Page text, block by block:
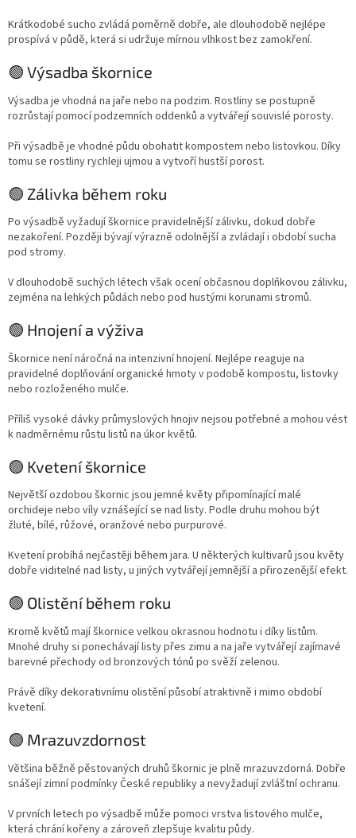
Krátkodobé sucho zvládá poměrně dobře, ale dlouhodobě nejlépe
prospívá v půdě, která si udržuje mírnou vlhkost bez zamokření.
🟢 Výsadba škornice
Výsadba je vhodná na jaře nebo na podzim. Rostliny se postupně
rozrůstají pomocí podzemních oddenků a vytvářejí souvislé porosty.
Při výsadbě je vhodné půdu obohatit kompostem nebo listovkou. Díky
tomu se rostliny rychleji ujmou a vytvoří hustší porost.
🟢 Zálivka během roku
Po výsadbě vyžadují škornice pravidelnější zálivku, dokud dobře
nezakoření. Později bývají výrazně odolnější a zvládají i období sucha
pod stromy.
V dlouhodobě suchých létech však ocení občasnou doplňkovou zálivku,
zejména na lehkých půdách nebo pod hustými korunami stromů.
🟢 Hnojení a výživa
Škornice není náročná na intenzivní hnojení. Nejlépe reaguje na
pravidelné doplňování organické hmoty v podobě kompostu, listovky
nebo rozloženého mulče.
Příliš vysoké dávky průmyslových hnojiv nejsou potřebné a mohou vést
k nadměrnému růstu listů na úkor květů.
🟢 Kvetení škornice
Největší ozdobou škornic jsou jemné květy připomínající malé
orchideje nebo víly vznášející se nad listy. Podle druhu mohou být
žluté, bílé, růžové, oranžové nebo purpurové.
Kvetení probíhá nejčastěji během jara. U některých kultivarů jsou květy
dobře viditelné nad listy, u jiných vytvářejí jemnější a přirozenější efekt.
🟢 Olistění během roku
Kromě květů mají škornice velkou okrasnou hodnotu i díky listům.
Mnohé druhy si ponechávají listy přes zimu a na jaře vytvářejí zajímavé
barevné přechody od bronzových tónů po svěží zelenou.
Právě díky dekorativnímu olistění působí atraktivně i mimo období
kvetení.
🟢 Mrazuvzdornost
Většina běžně pěstovaných druhů škornic je plně mrazuvzdorná. Dobře
snášejí zimní podmínky České republiky a nevyžadují zvláštní ochranu.
V prvních letech po výsadbě může pomoci vrstva listového mulče,
která chrání kořeny a zároveň zlepšuje kvalitu půdy.